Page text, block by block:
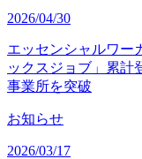
2026/04/30
エッセンシャルワー
ックスジョブ」累計
事業所を突破
お知らせ
2026/03/17